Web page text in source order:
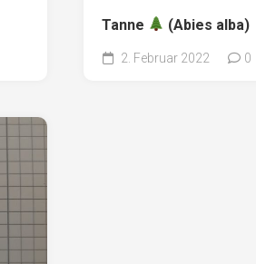
Tanne (Abies alba)
2. Februar 2022 0